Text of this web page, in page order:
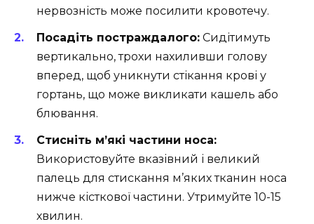
нервозність може посилити кровотечу.
Посадіть постраждалого: Сидітимуть
вертикально, трохи нахиливши голову
вперед, щоб уникнути стікання крові у
гортань, що може викликати кашель або
блювання.
Стисніть м’які частини носа:
Використовуйте вказівний і великий
палець для стискання м’яких тканин носа
нижче кісткової частини. Утримуйте 10-15
хвилин.